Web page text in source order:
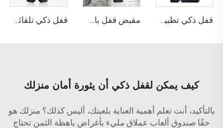
قفل ذكي تطبيق تويا واي فاي كلمة المرور البطاقات & مفتاح ميكانيكي فك القفل قفل الباب الزجاجي الإلكتروني مع التحكم في قفل TT K5 مقبض قفل باب بصمة الإصبع المنزلي Tuya T15 قفل ذكي تلقائي للباب باستخدام بصمة الوجه D7 Pro
كيف يمكن لقفل ذكي أن يثورة أمان منزلك
بالتأكيد، أنت تعلم أهمية العناية بلعبتك، أليس كذلك؟ منزلك هو
حقًا صندوق ألعاب عملاق مليء بأغراض باهظة الثمن تحتاج